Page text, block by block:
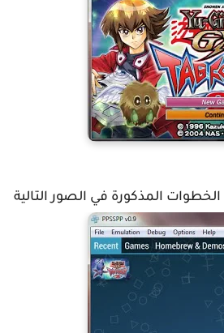
المذكورة في الصور التالية